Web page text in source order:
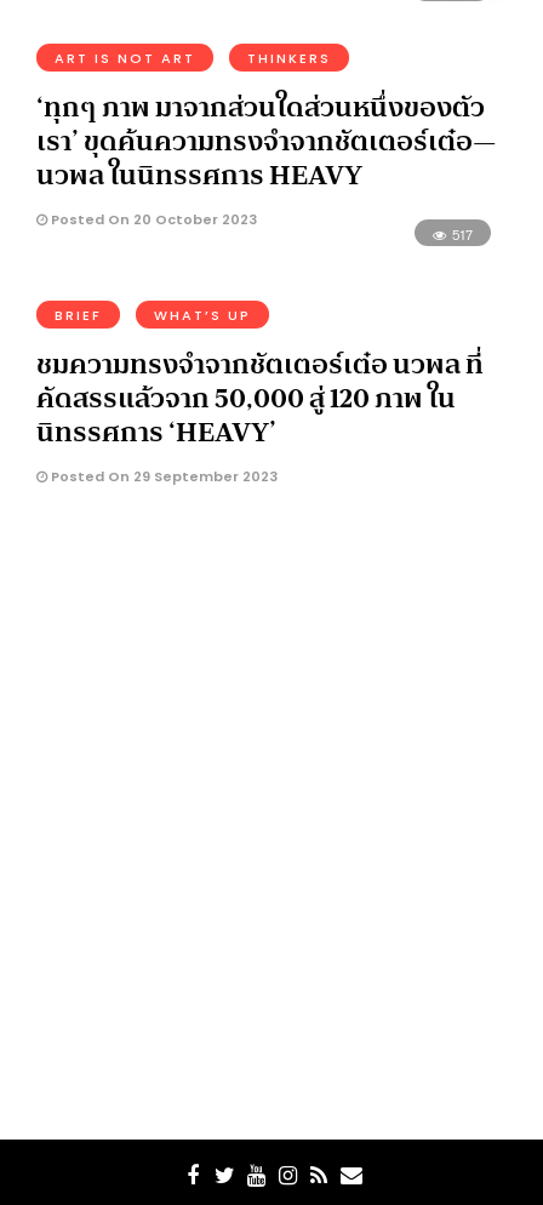
ART IS NOT ART THINKERS
‘ทุกๆ ภาพ มาจากส่วนใดส่วนหนึ่งของตัว
เรา’ ขุดค้นความทรงจำจากชัตเตอร์เต๋อ—
นวพล ในนิทรรศการ HEAVY
Posted On 20 October 2023
517
BRIEF WHAT’S UP
ชมความทรงจำจากชัตเตอร์เต๋อ นวพล ที่
คัดสรรแล้วจาก 50,000 สู่ 120 ภาพ ใน
นิทรรศการ ‘HEAVY’
Posted On 29 September 2023